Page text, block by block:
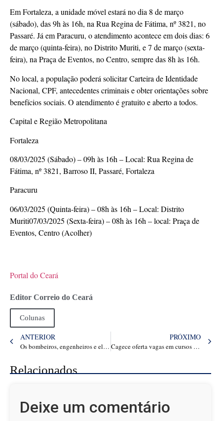
Em Fortaleza, a unidade móvel estará no dia 8 de março
(sábado), das 9h às 16h, na Rua Regina de Fátima, nº 3821, no
Passaré. Já em Paracuru, o atendimento acontece em dois dias: 6
de março (quinta-feira), no Distrito Muriti, e 7 de março (sexta-
feira), na Praça de Eventos, no Centro, sempre das 8h às 16h.
No local, a população poderá solicitar Carteira de Identidade
Nacional, CPF, antecedentes criminais e obter orientações sobre
benefícios sociais. O atendimento é gratuito e aberto a todos.
Capital e Região Metropolitana
Fortaleza
08/03/2025 (Sábado) – 09h às 16h – Local: Rua Regina de
Fátima, nº 3821, Barroso II, Passaré, Fortaleza
Paracuru
06/03/2025 (Quinta-feira) – 08h às 16h – Local: Distrito
Muriti07/03/2025 (Sexta-feira) – 08h às 16h – local: Praça de
Eventos, Centro (Acolher)
Portal do Ceará
Editor Correio do Ceará
Colunas
ANTERIOR
Os bombeiros, engenheiros e eletricistas da nova medicina cearense – Egídio Serpa
PRÓXIMO
Cagece oferta vagas em cursos profissionalizantes
Relacionados
Deixe um comentário